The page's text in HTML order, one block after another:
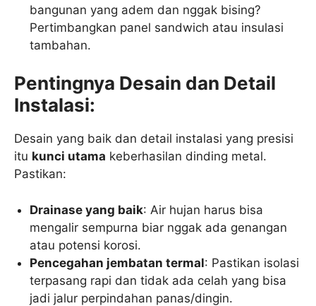
bangunan yang adem dan nggak bising?
Pertimbangkan panel sandwich atau insulasi
tambahan.
Pentingnya Desain dan Detail
Instalasi:
Desain yang baik dan detail instalasi yang presisi
itu kunci utama keberhasilan dinding metal.
Pastikan:
Drainase yang baik: Air hujan harus bisa
mengalir sempurna biar nggak ada genangan
atau potensi korosi.
Pencegahan jembatan termal: Pastikan isolasi
terpasang rapi dan tidak ada celah yang bisa
jadi jalur perpindahan panas/dingin.